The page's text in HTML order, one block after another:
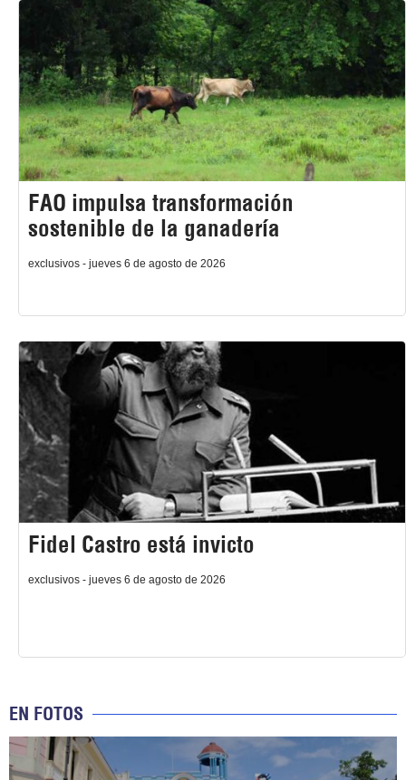
FAO impulsa transformación
sostenible de la ganadería
exclusivos - jueves 6 de agosto de 2026
Fidel Castro está invicto
exclusivos - jueves 6 de agosto de 2026
EN FOTOS